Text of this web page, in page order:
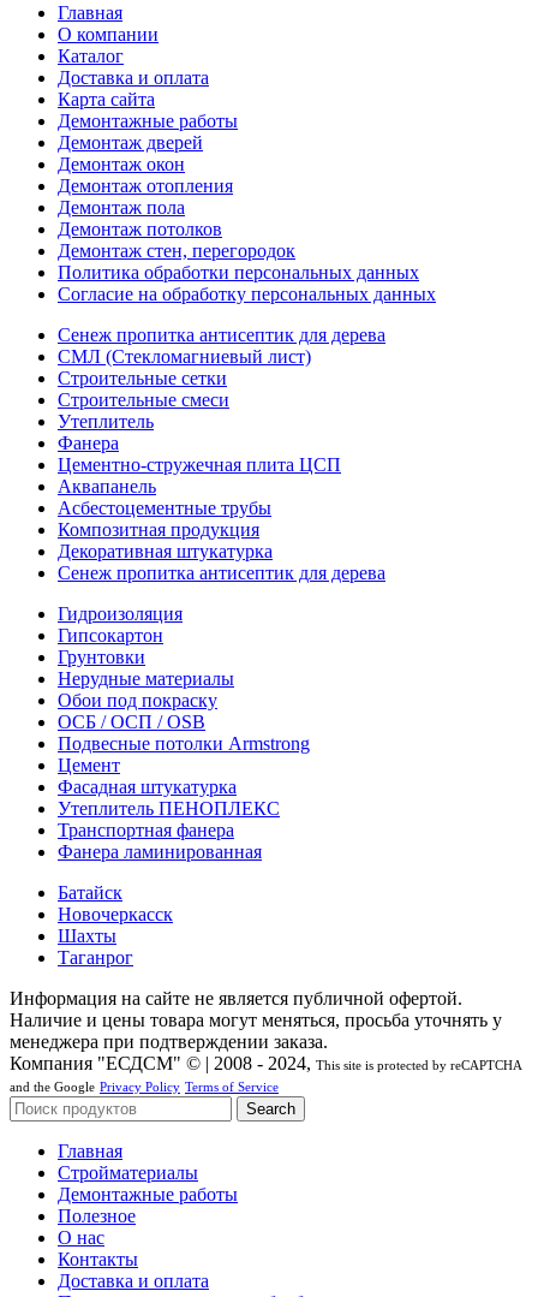
Главная
О компании
Каталог
Доставка и оплата
Карта сайта
Демонтажные работы
Демонтаж дверей
Демонтаж окон
Демонтаж отопления
Демонтаж пола
Демонтаж потолков
Демонтаж стен, перегородок
Политика обработки персональных данных
Согласие на обработку персональных данных
Сенеж пропитка антисептик для дерева
СМЛ (Стекломагниевый лист)
Строительные сетки
Строительные смеси
Утеплитель
Фанера
Цементно-стружечная плита ЦСП
Аквапанель
Асбестоцементные трубы
Композитная продукция
Декоративная штукатурка
Сенеж пропитка антисептик для дерева
Гидроизоляция
Гипсокартон
Грунтовки
Нерудные материалы
Обои под покраску
ОСБ / ОСП / OSB
Подвесные потолки Armstrong
Цемент
Фасадная штукатурка
Утеплитель ПЕНОПЛЕКС
Транспортная фанера
Фанера ламинированная
Батайск
Новочеркасск
Шахты
Таганрог
Информация на сайте не является публичной офертой.
Наличие и цены товара могут меняться, просьба уточнять у
менеджера при подтверждении заказа.
Компания "ЕСДСМ" © | 2008 - 2024, This site is protected by reCAPTCHA
and the Google Privacy Policy Terms of Service
Search
Главная
Стройматериалы
Демонтажные работы
Полезное
О нас
Контакты
Доставка и оплата